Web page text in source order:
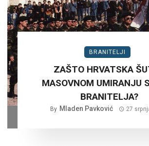
BRANITELJI
ZAŠTO HRVATSKA
MASOVNOM UMIRANJU
BRANITELJA?
By Mladen Pavković 27